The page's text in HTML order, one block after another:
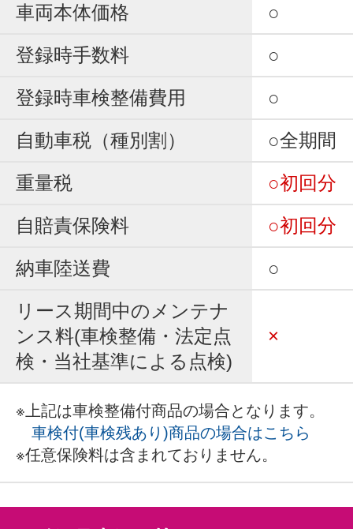
車両本体価格
○
登録時手数料
○
登録時車検整備費用
○
自動車税（種別割）
○全期間
重量税
○初回分
自賠責保険料
○初回分
納車陸送費
○
リース期間中のメンテナ
ンス料(車検整備・法定点
検・当社基準による点検)
×
※上記は車検整備付商品の場合となります。
車検付(車検残あり)商品の場合はこちら
※任意保険料は含まれておりません。